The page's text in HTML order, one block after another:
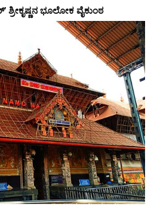
ಶ್ರೀಕೃಷ್ಣನ ಭೂಲೋಕ ವೈಕುಂಠ